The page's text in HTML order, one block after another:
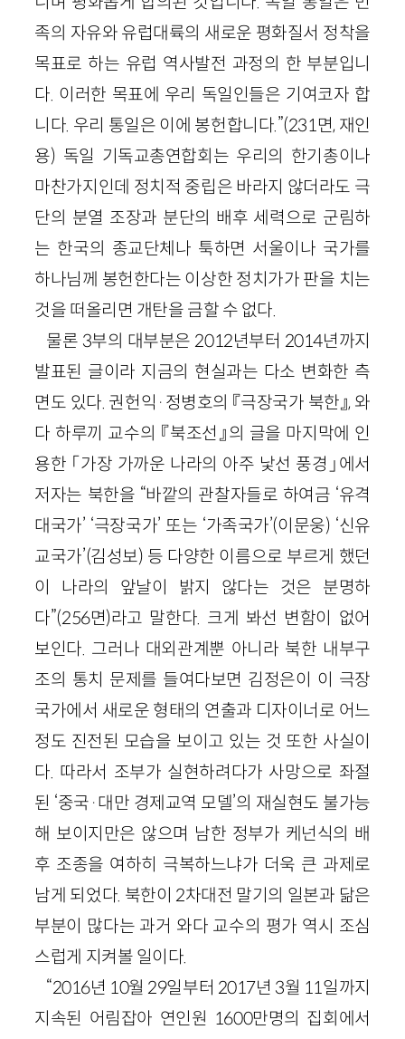
족의 자유와 유럽대륙의 새로운 평화질서 정착을
목표로 하는 유럽 역사발전 과정의 한 부분입니
다. 이러한 목표에 우리 독일인들은 기여코자 합
니다. 우리 통일은 이에 봉헌합니다.”(231면, 재인
용) 독일 기독교총연합회는 우리의 한기총이나
마찬가지인데 정치적 중립은 바라지 않더라도 극
단의 분열 조장과 분단의 배후 세력으로 군림하
는 한국의 종교단체나 툭하면 서울이나 국가를
하나님께 봉헌한다는 이상한 정치가가 판을 치는
것을 떠올리면 개탄을 금할 수 없다.
물론 3부의 대부분은 2012년부터 2014년까지
발표된 글이라 지금의 현실과는 다소 변화한 측
면도 있다. 권헌익·정병호의 『극장국가 북한』, 와
다 하루끼 교수의 『북조선』의 글을 마지막에 인
용한 「가장 가까운 나라의 아주 낯선 풍경」에서
저자는 북한을 “바깥의 관찰자들로 하여금 ‘유격
대국가’ ‘극장국가’ 또는 ‘가족국가’(이문웅) ‘신유
교국가’(김성보) 등 다양한 이름으로 부르게 했던
이 나라의 앞날이 밝지 않다는 것은 분명하
다”(256면)라고 말한다. 크게 봐선 변함이 없어
보인다. 그러나 대외관계뿐 아니라 북한 내부구
조의 통치 문제를 들여다보면 김정은이 이 극장
국가에서 새로운 형태의 연출과 디자이너로 어느
정도 진전된 모습을 보이고 있는 것 또한 사실이
다. 따라서 조부가 실현하려다가 사망으로 좌절
된 ‘중국·대만 경제교역 모델’의 재실현도 불가능
해 보이지만은 않으며 남한 정부가 케넌식의 배
후 조종을 여하히 극복하느냐가 더욱 큰 과제로
남게 되었다. 북한이 2차대전 말기의 일본과 닮은
부분이 많다는 과거 와다 교수의 평가 역시 조심
스럽게 지켜볼 일이다.
“2016년 10월 29일부터 2017년 3월 11일까지
지속된 어림잡아 연인원 1600만명의 집회에서